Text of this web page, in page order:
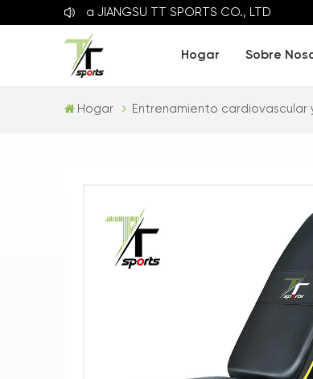
JIANGSU TT SPORTS CO., LTD
Hogar Sobre
Hogar Entrenamiento cardiovascular